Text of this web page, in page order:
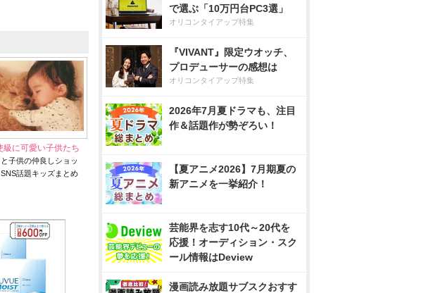
級に可愛い子供たち
子供の仲良しショッ
SNS話題キッズまとめ
で選ぶ「10万円台PC3選」
オリコンタイアップ特集
『VIVANT』限定ウオッチ、
プロデューサーの感想は
オリコンタイアップ特集
2026年7月夏ドラマも、注目
作＆話題作が勢ぞろい！
【夏アニメ2026】7月期夏の
新アニメを一挙紹介！
芸能界を志す10代～20代を
応援！オーディション・スク
ール情報はDeview
漫画読み放題サブスクおすす